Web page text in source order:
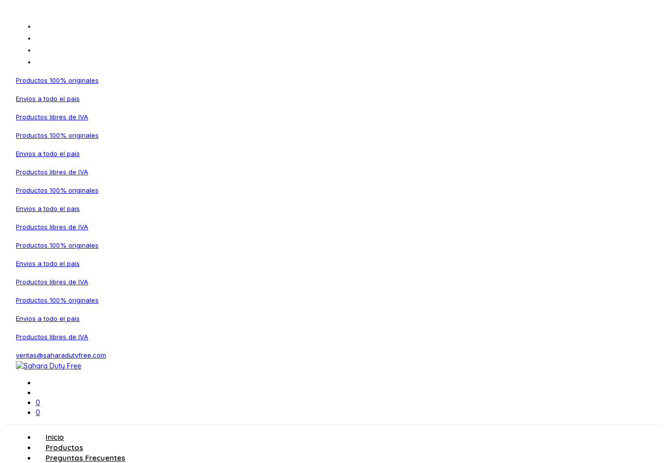
Productos 100% originales
Envios a todo el pais
Productos libres de IVA
Productos 100% originales
Envios a todo el pais
Productos libres de IVA
Productos 100% originales
Envios a todo el pais
Productos libres de IVA
Productos 100% originales
Envios a todo el pais
Productos libres de IVA
Productos 100% originales
Envios a todo el pais
Productos libres de IVA
ventas@saharadutyfree.com
0
0
Inicio
Productos
Preguntas Frecuentes